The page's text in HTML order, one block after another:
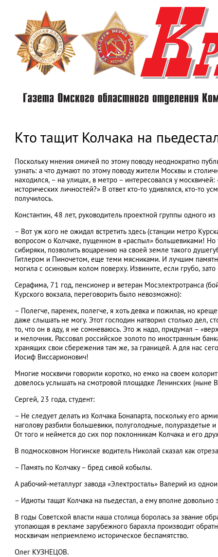
основному
содержанию
Кто тащит Колчака на
Поскольку мнения омичей по этому поводу неоднократно
узнать: а что думают по этому поводу жители Москвы и
находился, – на улицах, в метро – интересовался у
исторических личностей?» В ответ кто-то удивлялся, кто-то
получилось.
Константин, 48 лет, руководитель проектной группы одного
– Вот уж кого не ожидал встретить здесь (станции метро
вопросом о Колчаке, пущенном в «распыл» большевиками! Но
сибиряки, позволить воцарению на своей земле такого
Гитлером и Пиночетом, еще теми мясниками. И лучшим
могила с осиновым колом поверху. Извините, если грубо, зато
Серафима, 71 год, пенсионер и ветеран Мосэлектротранса
Курского вокзала, переговорить было невозможно):
– Полегче, паренек, полегче, я хоть девка и пожилая, но
даже слышать не могу. Этот господин натворил столько дел,
то, что он в аду, я не сомневаюсь. Это ж надо, придумал –
и мелочник. Рассовал российское золото по иностранным
хранящих свои сбережения там же, за границей. А для нас
Иосиф Виссарионович!
Многие москвичи говорили коротко, но емко на своем
довелось услышать на смотровой площадке Ленинских (ныне
Сергей, 23 года, студент:
– Не следует делать из Колчака Бонапарта, поскольку его
наголову разбили большевики, полуголодные, полураздетые
От того и неймется до сих пор поклонникам Колчака и его
В подмосковном Ногинске водитель Николай сказал как
– Память по Колчаку – бред сивой кобылы.
А рабочий-металлург завода «Электросталь» Валерий из
– Идиоты тащат Колчака на пьедестал, а ему вполне довольно
В годы Советской власти наша столица боролась за звание
утопающая в рекламе зарубежного барахла производит
москвичам неприемлемо историческое беспамятство.
Олег КУЗНЕЦОВ.